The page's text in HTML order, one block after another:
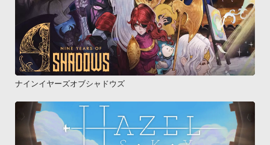
ナインイヤーズオブシャドウズ